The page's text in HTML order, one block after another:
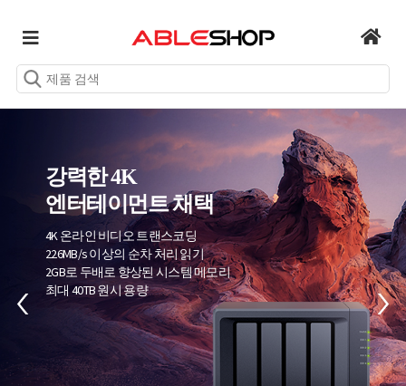
강력한 4K
엔터테이먼트 채택
4K 온라인 비디오 트랜스코딩
226MB/s 이상의 순차 처리 읽기
2GB로 두배로 향상된 시스템 메모리
최대 40TB 원시 용량